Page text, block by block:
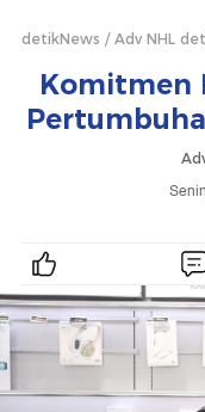
detikNews Adv NHL
Komitmen